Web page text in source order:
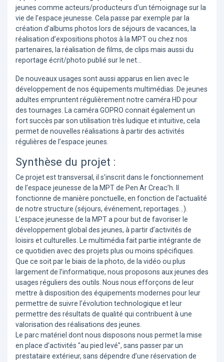
jeunes comme acteurs/producteurs d’un témoignage sur la
vie de l’espace jeunesse. Cela passe par exemple par la
création d’albums photos lors de séjours de vacances, la
réalisation d’expositions photos à la MPT ou chez nos
partenaires, la réalisation de films, de clips mais aussi du
reportage écrit/photo publié sur le net…
De nouveaux usages sont aussi apparus en lien avec le
développement de nos équipements multimédias. De jeunes
adultes empruntent régulièrement notre caméra HD pour
des tournages. La caméra GOPRO connait également un
fort succès par son utilisation très ludique et intuitive, cela
permet de nouvelles réalisations à partir des activités
régulières de l’espace jeunes.
Synthèse du projet :
Ce projet est transversal, il s’inscrit dans le fonctionnement
de l’espace jeunesse de la MPT de Pen Ar Creac’h. Il
fonctionne de manière ponctuelle, en fonction de l’actualité
de notre structure (séjours, événement, reportages…).
L’espace jeunesse de la MPT a pour but de favoriser le
développement global des jeunes, à partir d’activités de
loisirs et culturelles. Le multimédia fait partie intégrante de
ce quotidien avec des projets plus ou moins spécifiques.
Que ce soit par le biais de la photo, de la vidéo ou plus
largement de l’informatique, nous proposons aux jeunes des
usages réguliers des outils. Nous nous efforçons de leur
mettre à disposition des équipements modernes pour leur
permettre de suivre l’évolution technologique et leur
permettre des résultats de qualité qui contribuent à une
valorisation des réalisations des jeunes.
Le parc matériel dont nous disposons nous permet la mise
en place d’activités "au pied levé", sans passer par un
prestataire extérieur, sans dépendre d’une réservation de